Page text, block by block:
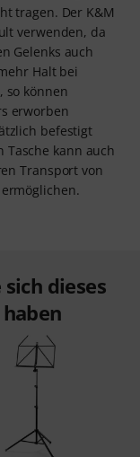
tragen. Der K&M
verwenden, da
Gelenks auch
Halt bei
so können
erworben
befestigt
kann auch
Transport von
dieses